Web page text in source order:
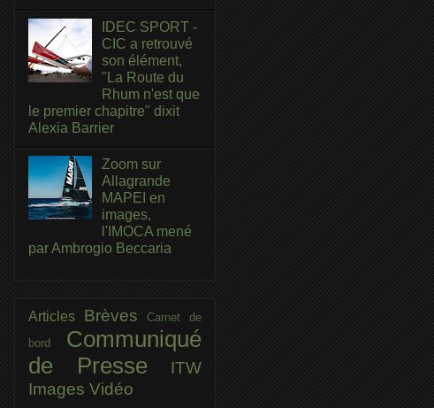
IDEC SPORT -
CIC a retrouvé
son élément,
"La Route du
Rhum n'est que
le premier chapitre" dixit
Alexia Barrier
Zoom sur
Allagrande
MAPEI en
images,
l'IMOCA mené
par Ambrogio Beccaria
Articles BrèvesCarnet de
bord Communiqué
de Presse
ITW
Images Vidéo